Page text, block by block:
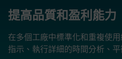
提高品質和盈利能力
在多個工廠中標準化和重複使
指示、執行詳細的時間分析、平